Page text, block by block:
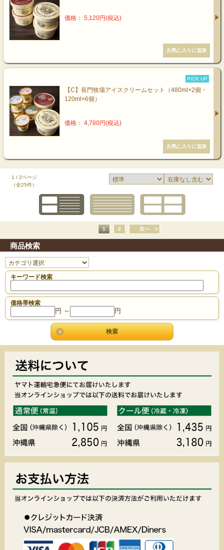
価格： 5,120円(税込)
PICK UP
【C】長門牧場アイスクリームセット（480ml×2個・
120ml×6個）
価格： 4,780円(税込)
1 / 2ページ
（全25件）
1 2 次へ
商品検索
キーワード検索
価格帯検索
円 ～ 円